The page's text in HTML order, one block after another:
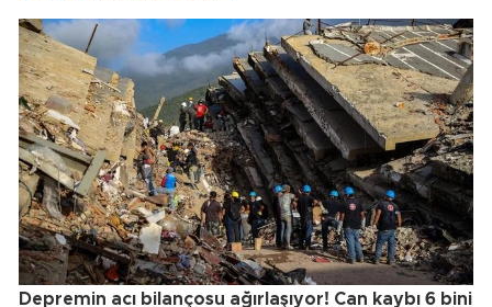
Depremin acı bilançosu ağırlaşıyor! Can kaybı 6 bini